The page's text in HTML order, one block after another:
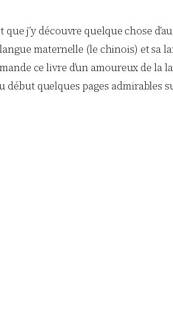
j’y découvre quelque chose
maternelle (le chinois) et sa
ce livre d’un amoureux de la
quelques pages admirables